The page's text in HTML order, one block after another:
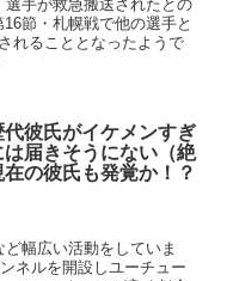
手が救急搬送されたとの
節・札幌戦で他の選手と
れることとなったようで
彼氏がイケメンすぎ
届きそうにない（絶
の彼氏も発覚か！？
幅広い活動をしていま
ネルを開設しユーチュー